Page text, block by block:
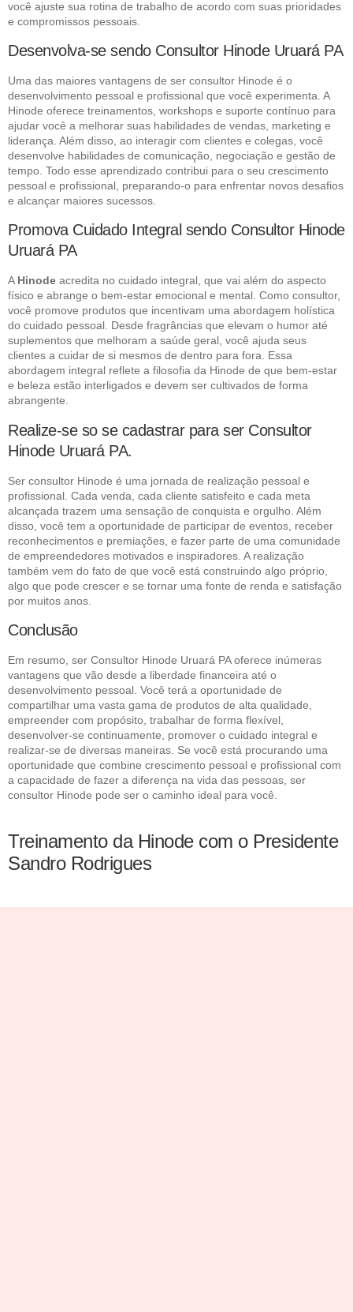
você ajuste sua rotina de trabalho de acordo com suas prioridades
e compromissos pessoais.
Desenvolva-se sendo Consultor Hinode Uruará PA
Uma das maiores vantagens de ser consultor Hinode é o
desenvolvimento pessoal e profissional que você experimenta. A
Hinode oferece treinamentos, workshops e suporte contínuo para
ajudar você a melhorar suas habilidades de vendas, marketing e
liderança. Além disso, ao interagir com clientes e colegas, você
desenvolve habilidades de comunicação, negociação e gestão de
tempo. Todo esse aprendizado contribui para o seu crescimento
pessoal e profissional, preparando-o para enfrentar novos desafios
e alcançar maiores sucessos.
Promova Cuidado Integral sendo Consultor Hinode
Uruará PA
A Hinode acredita no cuidado integral, que vai além do aspecto
físico e abrange o bem-estar emocional e mental. Como consultor,
você promove produtos que incentivam uma abordagem holística
do cuidado pessoal. Desde fragrâncias que elevam o humor até
suplementos que melhoram a saúde geral, você ajuda seus
clientes a cuidar de si mesmos de dentro para fora. Essa
abordagem integral reflete a filosofia da Hinode de que bem-estar
e beleza estão interligados e devem ser cultivados de forma
abrangente.
Realize-se so se cadastrar para ser Consultor
Hinode Uruará PA.
Ser consultor Hinode é uma jornada de realização pessoal e
profissional. Cada venda, cada cliente satisfeito e cada meta
alcançada trazem uma sensação de conquista e orgulho. Além
disso, você tem a oportunidade de participar de eventos, receber
reconhecimentos e premiações, e fazer parte de uma comunidade
de empreendedores motivados e inspiradores. A realização
também vem do fato de que você está construindo algo próprio,
algo que pode crescer e se tornar uma fonte de renda e satisfação
por muitos anos.
Conclusão
Em resumo, ser Consultor Hinode Uruará PA oferece inúmeras
vantagens que vão desde a liberdade financeira até o
desenvolvimento pessoal. Você terá a oportunidade de
compartilhar uma vasta gama de produtos de alta qualidade,
empreender com propósito, trabalhar de forma flexível,
desenvolver-se continuamente, promover o cuidado integral e
realizar-se de diversas maneiras. Se você está procurando uma
oportunidade que combine crescimento pessoal e profissional com
a capacidade de fazer a diferença na vida das pessoas, ser
consultor Hinode pode ser o caminho ideal para você.
Treinamento da Hinode com o Presidente
Sandro Rodrigues